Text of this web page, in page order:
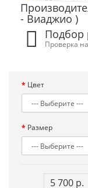
- Виаджио )
Подбор
Проверка
Цвет
Размер
5 700 р.